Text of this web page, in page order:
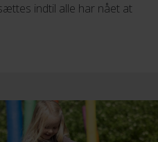
indtil alle har nået at